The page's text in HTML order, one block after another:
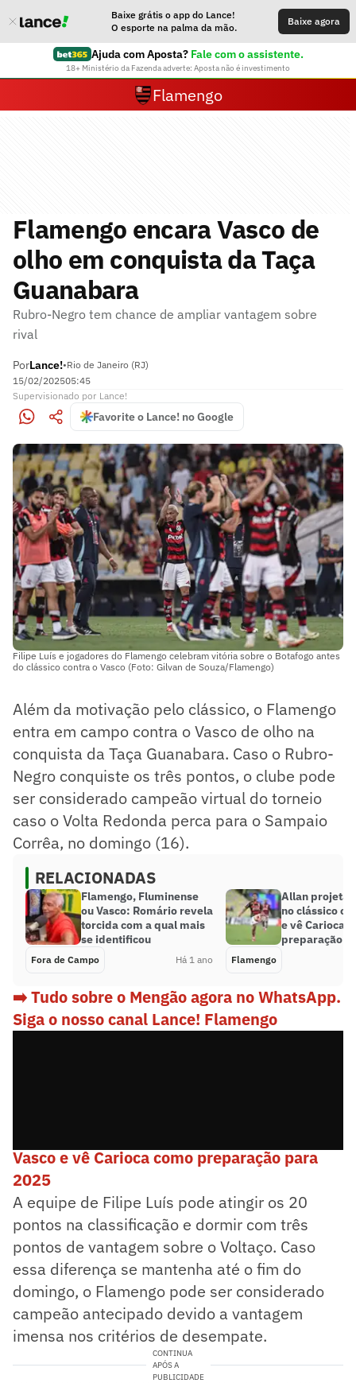
Baixe grátis o app do Lance!
O esporte na palma da mão.
Baixe agora
Ajuda com Aposta? Fale com o assistente.
18+ Ministério da Fazenda adverte: Aposta não é investimento
Flamengo
Flamengo encara Vasco de
olho em conquista da Taça
Guanabara
Rubro-Negro tem chance de ampliar vantagem sobre
rival
PorLance!•Rio de Janeiro (RJ)
15/02/202505:45
Supervisionado por Lance!
Favorite o Lance! no Google
Filipe Luís e jogadores do Flamengo celebram vitória sobre o Botafogo antes
do clássico contra o Vasco (Foto: Gilvan de Souza/Flamengo)
Além da motivação pelo clássico, o Flamengo
entra em campo contra o Vasco de olho na
conquista da Taça Guanabara. Caso o Rubro-
Negro conquiste os três pontos, o clube pode
ser considerado campeão virtual do torneio
caso o Volta Redonda perca para o Sampaio
Corrêa, no domingo (16).
RELACIONADAS
Flamengo, Fluminense
ou Vasco: Romário revela
torcida com a qual mais
se identificou
Fora de Campo Há 1 ano
Allan projeta
no clássico
e vê Carioca
preparação
Flamengo
➡️ Tudo sobre o Mengão agora no WhatsApp.
Siga o nosso canal Lance! Flamengo
Vasco e vê Carioca como preparação para
2025
A equipe de Filipe Luís pode atingir os 20
pontos na classificação e dormir com três
pontos de vantagem sobre o Voltaço. Caso
essa diferença se mantenha até o fim do
domingo, o Flamengo pode ser considerado
campeão antecipado devido a vantagem
imensa nos critérios de desempate.
CONTINUA
APÓS A
PUBLICIDADE